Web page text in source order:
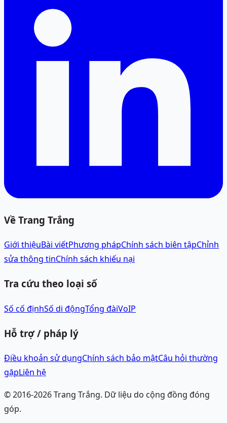
Về Trang Trắng
Giới thiệuBài viếtPhương phápChính sách biên tậpChỉnh
sửa thông tinChính sách khiếu nại
Tra cứu theo loại số
Số cố địnhSố di độngTổng đàiVoIP
Hỗ trợ / pháp lý
Điều khoản sử dụngChính sách bảo mậtCâu hỏi thường
gặpLiên hệ
© 2016-2026Trang Trắng. Dữ liệu do cộng đồng đóng
góp.